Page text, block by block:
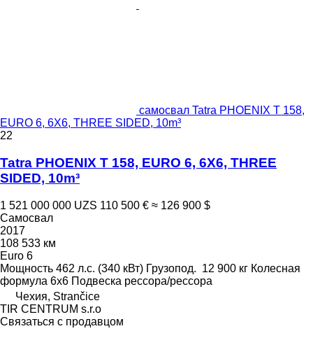
самосвал Tatra PHOENIX T 158,
EURO 6, 6X6, THREE SIDED, 10m³
22
Tatra PHOENIX T 158, EURO 6, 6X6, THREE
SIDED, 10m³
1 521 000 000 UZS 110 500 € ≈ 126 900 $
Самосвал
2017
108 533 км
Euro 6
Мощность 462 л.с. (340 кВт) Грузопод. 12 900 кг Колесная
формула 6x6 Подвеска рессора/рессора
Чехия, Strančice
TIR CENTRUM s.r.o
Связаться с продавцом